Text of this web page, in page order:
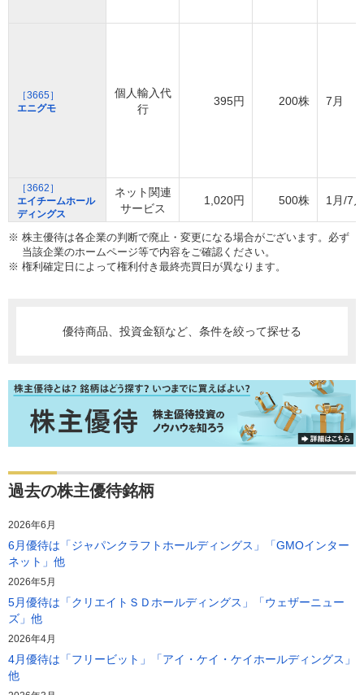
［3665］
エニグモ
個人輸入代
行
395円 200株 7月
［3662］
エイチームホール
ディングス
ネット関連
サービス
1,020円 500株 1月/7月
※ 株主優待は各企業の判断で廃止・変更になる場合がございます。必ず
当該企業のホームページ等で内容をご確認ください。
※ 権利確定日によって権利付き最終売買日が異なります。
優待商品、投資金額など、条件を絞って探せる
過去の株主優待銘柄
2026年6月
6月優待は「ジャパンクラフトホールディングス」「GMOインター
ネット」他
2026年5月
5月優待は「クリエイトＳＤホールディングス」「ウェザーニュー
ズ」他
2026年4月
4月優待は「フリービット」「アイ・ケイ・ケイホールディングス」
他